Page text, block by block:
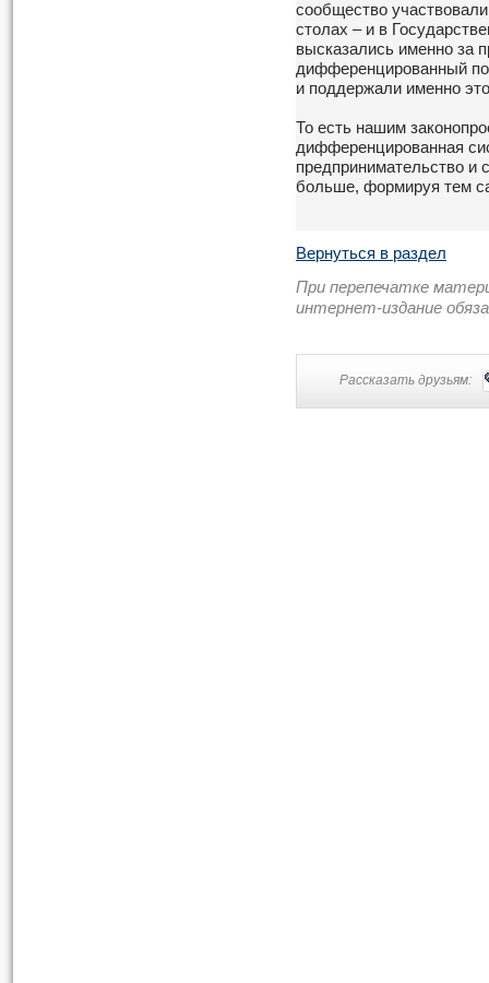
сообщество
столах – и в
высказались именно за
дифференцированный
и поддержали именно
То есть нашим
дифференцированная
предпринимательство и
больше, формируя тем
Вернуться в раздел
При перепечатке
интернет-издание
Рассказать друзьям: